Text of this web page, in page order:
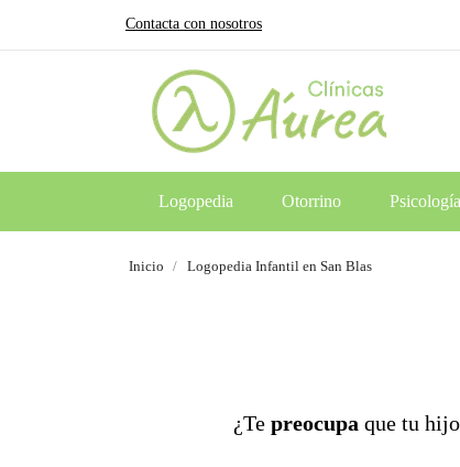
Contacta con nosotros
Logopedia Otorrino Psicología
Inicio Logopedia Infantil en San Blas
¿Te preocupa que tu